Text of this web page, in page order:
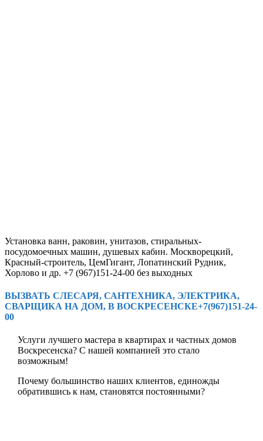
Установка ванн, раковин, унитазов, стиральных-
посудомоечных машин, душевых кабин. Москворецкий,
Красный-строитель, ЦемГигант, Лопатинский Рудник,
Хорлово и др. +7 (967)151-24-00 без выходных
ВЫЗВАТЬ СЛЕСАРЯ, САНТЕХНИКА, ЭЛЕКТРИКА,
СВАРЩИКА НА ДОМ, В ВОСКРЕСЕНСКЕ+7(967)151-24-
00
Услуги лучшего мастера в квартирах и частных домов
Воскресенска? С нашей компанией это стало
возможным!
Почему большинство наших клиентов, единожды
обратившись к нам, становятся постоянными?